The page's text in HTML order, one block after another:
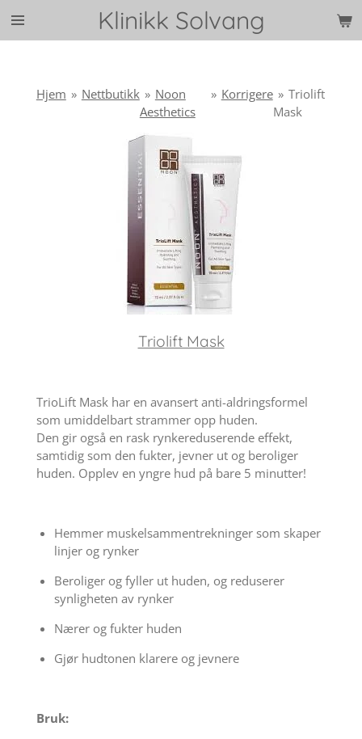
Gå
Klinikk Solvang
Hjem » Nettbutikk » Noon
Aesthetics
» Korrigere » Triolift
Mask
Triolift Mask
TrioLift Mask har en avansert anti-aldringsformel
som umiddelbart strammer opp huden.
Den gir også en rask rynkereduserende effekt,
samtidig som den fukter, jevner ut og beroliger
huden. Opplev en yngre hud på bare 5 minutter!
Hemmer muskelsammentrekninger som skaper
linjer og rynker
Beroliger og fyller ut huden, og reduserer
synligheten av rynker
Nærer og fukter huden
Gjør hudtonen klarere og jevnere
Bruk: